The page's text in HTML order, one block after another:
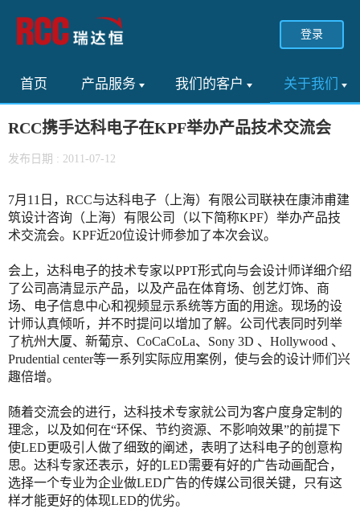
登录
首页 产品服务 我们的客户 关于我们
RCC携手达科电子在KPF举办产品技术交流会
发布日期 : 2011-07-12
7月11日，RCC与达科电子（上海）有限公司联袂在康沛甫建
筑设计咨询（上海）有限公司（以下简称KPF）举办产品技
术交流会。KPF近20位设计师参加了本次会议。
会上，达科电子的技术专家以PPT形式向与会设计师详细介绍
了公司高清显示产品，以及产品在体育场、创艺灯饰、商
场、电子信息中心和视频显示系统等方面的用途。现场的设
计师认真倾听，并不时提问以增加了解。公司代表同时列举
了杭州大厦、新葡京、CoCaCoLa、Sony 3D 、Hollywood 、
Prudential center等一系列实际应用案例，使与会的设计师们兴
趣倍增。
随着交流会的进行，达科技术专家就公司为客户度身定制的
理念，以及如何在“环保、节约资源、不影响效果”的前提下
使LED更吸引人做了细致的阐述，表明了达科电子的创意构
思。达科专家还表示，好的LED需要有好的广告动画配合，
选择一个专业为企业做LED广告的传媒公司很关键，只有这
样才能更好的体现LED的优劣。